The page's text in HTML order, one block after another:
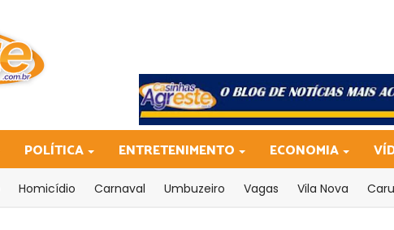
POLÍTICA ENTRETENIMENTO ECONOMIA
Homicídio Carnaval Umbuzeiro Vagas Vila Nova